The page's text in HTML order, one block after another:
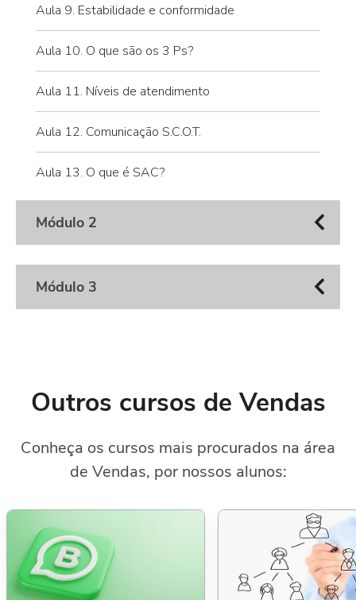
Aula 9. Estabilidade e conformidade
Aula 10. O que são os 3 Ps?
Aula 11. Níveis de atendimento
Aula 12. Comunicação S.C.O.T.
Aula 13. O que é SAC?
Módulo 2
Módulo 3
Outros cursos de Vendas
Conheça os cursos mais procurados na área
de Vendas, por nossos alunos: